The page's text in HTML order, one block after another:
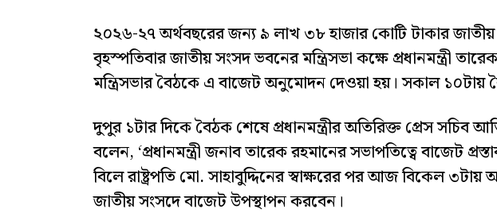
২০২৬-২৭ অর্থবছরের জন্য ৯ লাখ ৩৮ হাজার কোটি টাকার জাতীয়
বৃহস্পতিবার জাতীয় সংসদ ভবনের মন্ত্রিসভা কক্ষে প্রধানমন্ত্রী
মন্ত্রিসভার বৈঠকে এ বাজেট অনুমোদন দেওয়া হয়। সকাল
দুপুর ১টার দিকে বৈঠক শেষে প্রধানমন্ত্রীর অতিরিক্ত প্রেস সচিব
বলেন, ‘প্রধানমন্ত্রী জনাব তারেক রহমানের সভাপতিত্বে বাজেট
বিলে রাষ্ট্রপতি মো. সাহাবুদ্দিনের স্বাক্ষরের পর আজ বিকেল
জাতীয় সংসদে বাজেট উপস্থাপন করবেন।